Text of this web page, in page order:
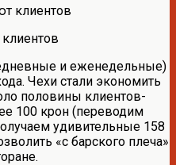
и еженедельные)
Чехи стали экономить
половины клиентов-
100 крон (переводим
удивительные 158
«с барского плеча»